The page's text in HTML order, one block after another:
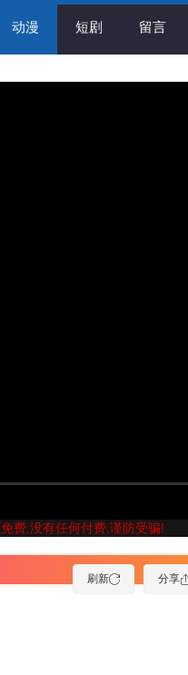
动漫 短剧 留言
费,没有任何付费,谨防受骗!
刷新 分享